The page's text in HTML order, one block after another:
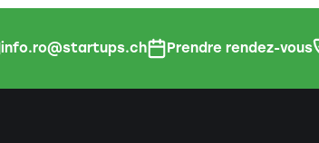
info.ro@startups.ch Prendre rendez-vous